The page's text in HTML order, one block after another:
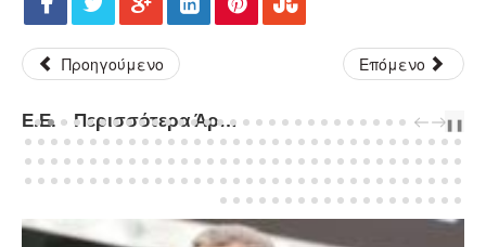
Προηγούμενο Επόμενο
Ε.Ε. - Περισσότερα Άρθρα... PREVNEXT
❚❚